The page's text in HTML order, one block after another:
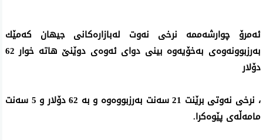
ئه‌مرۆ چوارشه‌ممه‌ نرخی‌ نه‌وت له‌بازاره‌كانی‌ جیهان كه‌مێك
به‌رزبوونه‌وه‌ی‌ به‌خۆیه‌وه‌ بینی‌ دوای‌ ئه‌وه‌ی‌ دوێنێ‌ هاته‌ خوار 62
دۆلار
، نرخی نەوتی برێنت 21 سەنت بەرزبووەوە و بە 62 دۆلار و 5 سەنت
مامەڵەی پێوەکرا.